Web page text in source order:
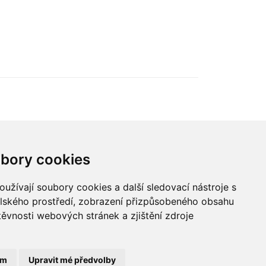
cookies
soubory cookies a další sledovací nástroje s
prostředí, zobrazení přizpůsobeného obsahu
webových stránek a zjištění zdroje
Upravit mé předvolby
© 2022 Blue Events